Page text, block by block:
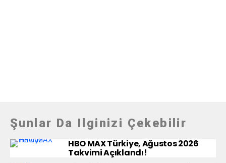
Şunlar Da Ilginizi Çekebilir
HBO MAX Türkiye, Ağustos 2026
Takvimi Açıklandı!